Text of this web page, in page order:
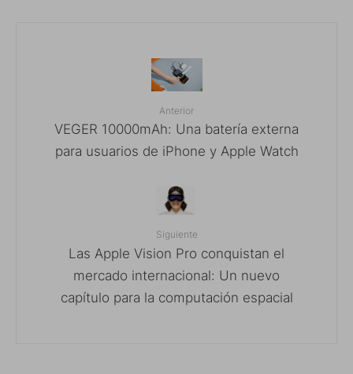
Anterior
VEGER 10000mAh: Una batería externa
para usuarios de iPhone y Apple Watch
Siguiente
Las Apple Vision Pro conquistan el
mercado internacional: Un nuevo
capítulo para la computación espacial